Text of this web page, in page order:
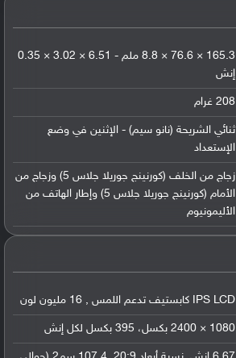
165.3 × 76.6 × 8.8 ملم - 6.51 × 3.02 × 0.35
إنش
208 غرام
ثنائي الشريحة (نانو سيم) - الإثنين في وضع
الإستعداد
زجاج من الخلف (كورنينج جوريلا جلاس 5) وزجاج من
الأمام (كورنينج جوريلا جلاس 5) وإطار الهاتف من
الأليمونيوم
IPS LCD كابستيف تدعم اللمس , 16 مليون لون
1080 × 2400 بكسل، 395 بكسل لكل إنش